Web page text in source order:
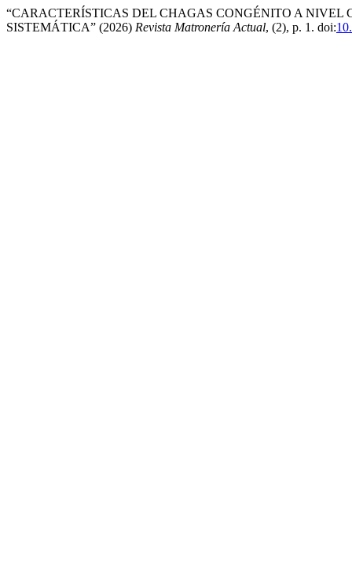
“CARACTERÍSTICAS DEL CHAGAS CONGÉNITO A NIVEL
SISTEMÁTICA” (2026) Revista Matronería Actual, (2), p. 1. doi: